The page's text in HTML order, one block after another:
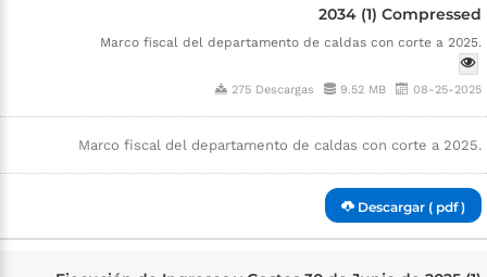
2034 (1) Compressed
Marco fiscal del departamento de caldas con corte a 2025.
275 Descargas 9.52 MB 08-25-2025
Marco fiscal del departamento de caldas con corte a 2025.
Descargar ( pdf )